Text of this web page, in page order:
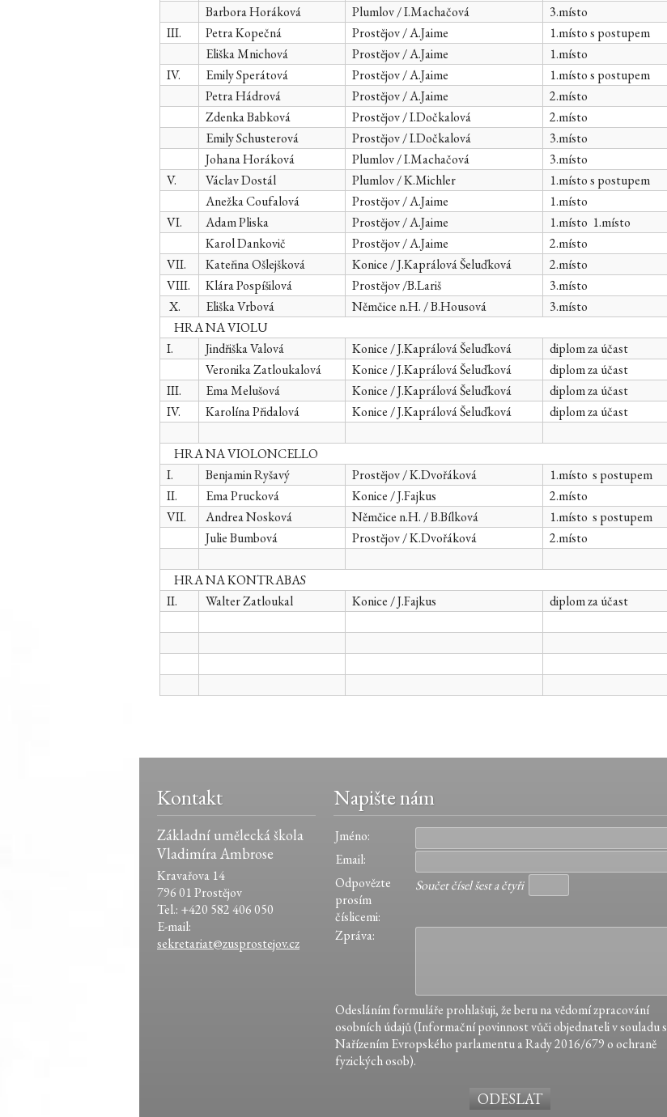
Barbora Horáková
Plumlov / I.Machačová
3.místo
III.
Petra Kopečná Prostějov / A.Jaime
1.místo s postupem
Eliška Mnichová
Prostějov / A.Jaime
1.místo
IV.
Emily Sperátová Prostějov / A.Jaime
1.místo s postupem
Petra Hádrová
Prostějov / A.Jaime
2.místo
Zdenka Babková
Prostějov / I.Dočkalová
2.místo
Emily Schusterová
Prostějov / I.Dočkalová
3.místo
Johana Horáková
Plumlov / I.Machačová
3.místo
V.
Václav Dostál Plumlov / K.Michler
1.místo s postupem
Anežka Coufalová
Prostějov / A.Jaime
1.místo
VI.
Adam Pliska Prostějov / A.Jaime
1.místo 1.místo
Karol Dankovič
Prostějov / A.Jaime
2.místo
VII.
Kateřina Ošlejšková Konice / J.Kaprálová Šeluďková
2.místo
VIII.
Klára Pospíšilová Prostějov /B.Lariš
3.místo
X.
Eliška Vrbová Němčice n.H. / B.Housová
3.místo
HRA NA VIOLU
I.
Jindřiška Valová Konice / J.Kaprálová Šeluďková
diplom za účast
Veronika Zatloukalová
Konice / J.Kaprálová Šeluďková
diplom za účast
III.
Ema Melušová Konice / J.Kaprálová Šeluďková
diplom za účast
IV.
Karolína Přidalová Konice / J.Kaprálová Šeluďková diplom za účast
HRA NA VIOLONCELLO
I.
Benjamin Ryšavý Prostějov / K.Dvořáková
1.místo s postupem
II.
Ema Prucková Konice / J.Fajkus
2.místo
VII.
Andrea Nosková Němčice n.H. / B.Bílková
1.místo s postupem
Julie Bumbová
Prostějov / K.Dvořáková 2.místo
HRA NA KONTRABAS
II.
Walter Zatloukal Konice / J.Fajkus diplom za účast
Kontakt Napište nám
Základní umělecká škola
Vladimíra Ambrose
Kravařova 14
796 01 Prostějov
Tel.: +420 582 406 050
E-mail:
sekretariat@zusprostejov.cz
Jméno:
Email:
Odpovězte
prosím
číslicemi:
Součet čísel šest a čtyři
Zpráva:
Odesláním formuláře prohlašuji, že beru na vědomí zpracování
osobních údajů (Informační povinnost vůči objednateli v souladu s
Nařízením Evropského parlamentu a Rady 2016/679 o ochraně
fyzických osob).